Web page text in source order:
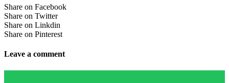
Share on Facebook
Share on Twitter
Share on Linkdin
Share on Pinterest
Leave a comment